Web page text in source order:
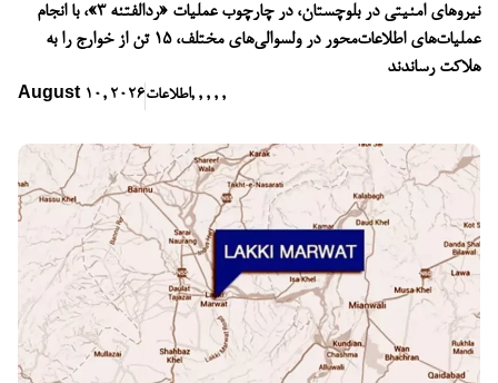
نیروهای امنیتی در بلوچستان، در چارچوب عملیات «ردالفتنه ۳»، با انجام
عملیات‌های اطلاعات‌محور در ولسوالی‌های مختلف، ۱۵ تن از خوارج را به
هلاکت رساندند
August 10, 2026اطلاعات, , , , ,